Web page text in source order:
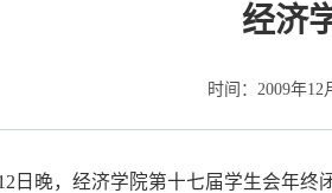
经济
时间： 2009年12
日晚，经济学院第十七届学生会年